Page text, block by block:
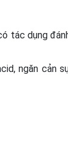
tác dụng
ngăn cản